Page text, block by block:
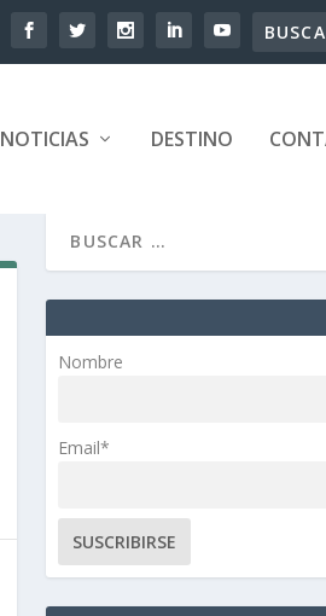
NOTICIAS DESTINO
Nombre
Email*